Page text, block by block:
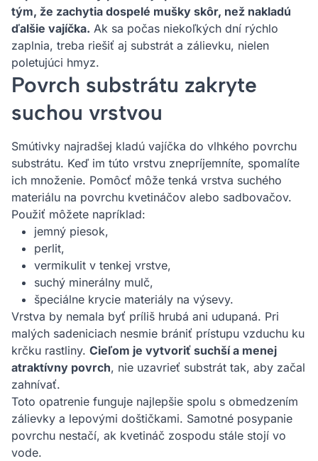
tým, že zachytia dospelé mušky skôr, než nakladú
ďalšie vajíčka. Ak sa počas niekoľkých dní rýchlo
zaplnia, treba riešiť aj substrát a zálievku, nielen
poletujúci hmyz.
Povrch substrátu zakryte
suchou vrstvou
Smútivky najradšej kladú vajíčka do vlhkého povrchu
substrátu. Keď im túto vrstvu znepríjemníte, spomalíte
ich množenie. Pomôcť môže tenká vrstva suchého
materiálu na povrchu kvetináčov alebo sadbovačov.
Použiť môžete napríklad:
jemný piesok,
perlit,
vermikulit v tenkej vrstve,
suchý minerálny mulč,
špeciálne krycie materiály na výsevy.
Vrstva by nemala byť príliš hrubá ani udupaná. Pri
malých sadeniciach nesmie brániť prístupu vzduchu ku
krčku rastliny. Cieľom je vytvoriť suchší a menej
atraktívny povrch, nie uzavrieť substrát tak, aby začal
zahnívať.
Toto opatrenie funguje najlepšie spolu s obmedzením
zálievky a lepovými doštičkami. Samotné posypanie
povrchu nestačí, ak kvetináč zospodu stále stojí vo
vode.